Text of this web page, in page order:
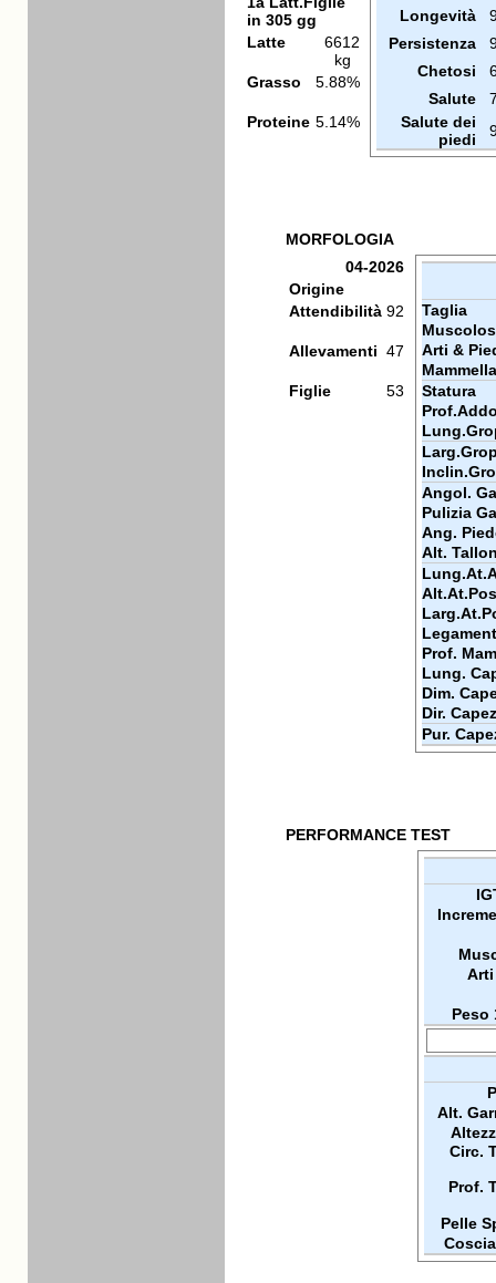
in 305 gg
Latte
6612
kg
Grasso
5.88%
Proteine 5.14%
Longevità
Persistenza
Chetosi
Salute
Salute dei
piedi
MORFOLOGIA
04-2026
Origine
Attendibilità 92
Allevamenti 47
Figlie 53
Taglia
Arti &
Mammella
Statura
Angol.
Pulizia
Ang.
Alt.
Prof.
Lung.
Dim.
Dir.
Pur.
PERFORMANCE TEST
Arti
Peso
Alt.
Circ.
Prof.
Pelle